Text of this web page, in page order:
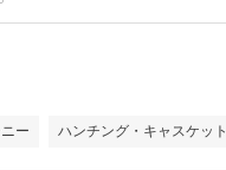
ー ハンチング・キャスケット